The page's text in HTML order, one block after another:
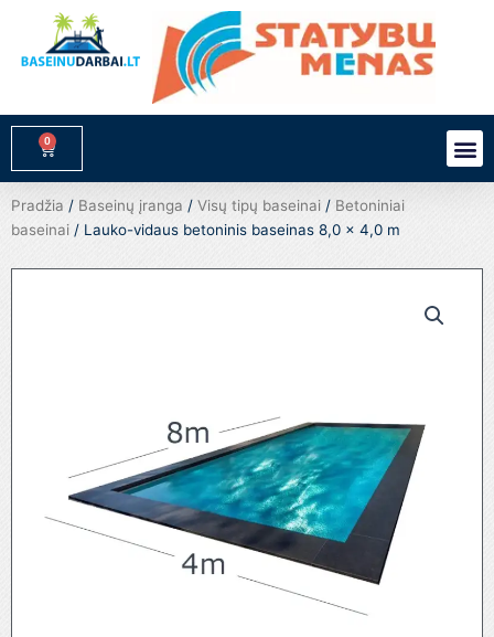
turinio
0
Cart
Pradžia / Baseinų įranga / Visų tipų baseinai / Betoniniai
baseinai / Lauko-vidaus betoninis baseinas 8,0 x 4,0 m